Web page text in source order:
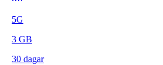
5G
3 GB
30 dagar